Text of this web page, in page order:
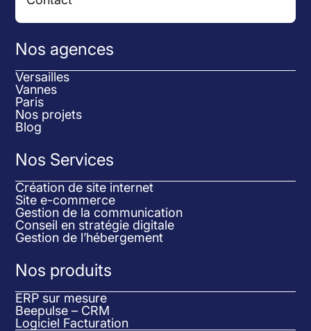
Nos agences
Versailles
Vannes
Paris
Nos projets
Blog
Nos Services
Création de site internet
Site e-commerce
Gestion de la communication
Conseil en stratégie digitale
Gestion de l’hébergement
Nos produits
ERP sur mesure
Beepulse – CRM
Logiciel Facturation